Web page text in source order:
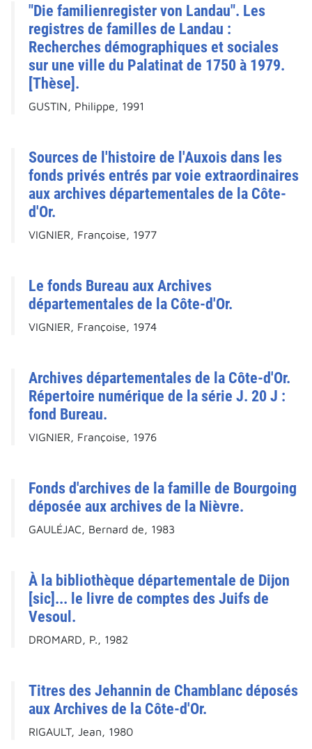
"Die familienregister von Landau". Les
registres de familles de Landau :
Recherches démographiques et sociales
sur une ville du Palatinat de 1750 à 1979.
[Thèse].
GUSTIN, Philippe, 1991
Sources de l'histoire de l'Auxois dans les
fonds privés entrés par voie extraordinaires
aux archives départementales de la Côte-
d'Or.
VIGNIER, Françoise, 1977
Le fonds Bureau aux Archives
départementales de la Côte-d'Or.
VIGNIER, Françoise, 1974
Archives départementales de la Côte-d'Or.
Répertoire numérique de la série J. 20 J :
fond Bureau.
VIGNIER, Françoise, 1976
Fonds d'archives de la famille de Bourgoing
déposée aux archives de la Nièvre.
GAULÉJAC, Bernard de, 1983
À la bibliothèque départementale de Dijon
[sic]... le livre de comptes des Juifs de
Vesoul.
DROMARD, P., 1982
Titres des Jehannin de Chamblanc déposés
aux Archives de la Côte-d'Or.
RIGAULT, Jean, 1980